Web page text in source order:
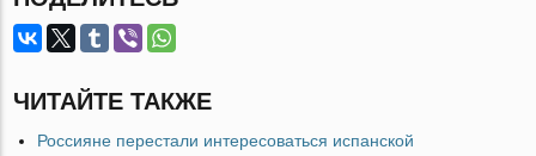
ЧИТАЙТЕ ТАКЖЕ
Россияне перестали интересоваться испанской